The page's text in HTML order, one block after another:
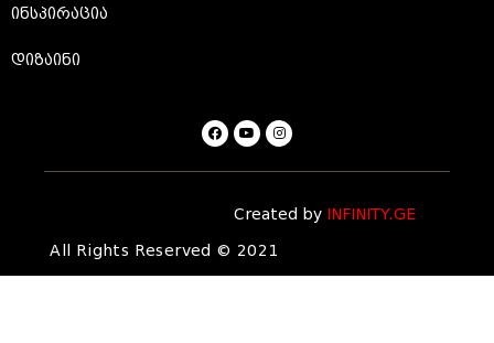
ინსპირაცია
დიზაინი
Created by INFINITY.GE
All Rights Reserved © 2021